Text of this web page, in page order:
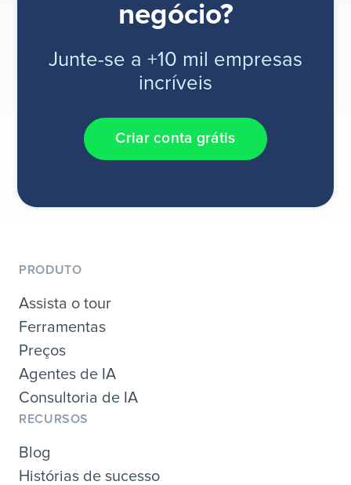
negócio?
Junte-se a +10 mil empresas
incríveis
Criar conta grátis
PRODUTO
Assista o tour
Ferramentas
Preços
Agentes de IA
Consultoria de IA
RECURSOS
Blog
Histórias de sucesso